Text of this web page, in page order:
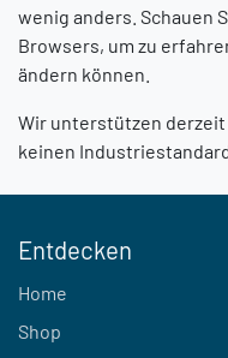
wenig anders. Schauen
Browsers, um zu
ändern können.
Wir unterstützen derzeit
keinen
Entdecken
Home
Shop